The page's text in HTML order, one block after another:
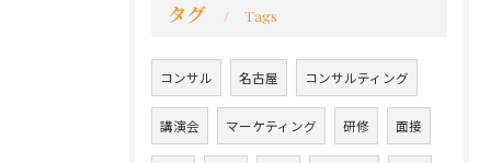
タグ Tags
コンサル 名古屋 コンサルティング
講演会 マーケティング 研修 面接